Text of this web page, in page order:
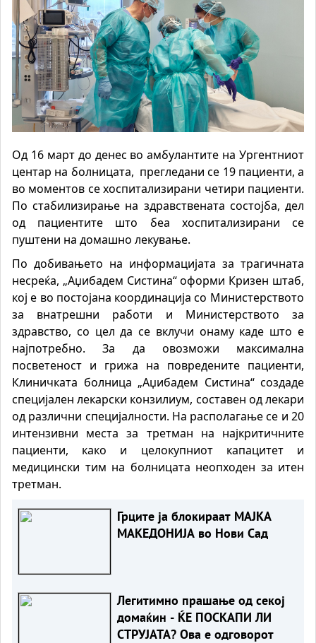
Од 16 март до денес во амбулантите на Ургентниот
центар на болницата, прегледани се 19 пациенти, а
во моментов се хоспитализирани четири пациенти.
По стабилизирање на здравствената состојба, дел
од пациентите што беа хоспитализирани се
пуштени на домашно лекување.
По добивањето на информацијата за трагичната
несреќа, „Аџибадем Систина“ оформи Кризен штаб,
које во постојана координација со Министерството
за внатрешни работи и Министерството за
здравство, со цел да се вклучи онаму каде што е
најпотребно.
За да овозможи максимална
посветеност и грижа на повредените пациенти,
Клиничката болница „Аџибадем Систина“ создаде
специјален лекарски конзилиум, составен од лекари
од различни специјалности. На располагање се и20
интензивни места за третман на најкритичните
пациенти, како и целокупниот капацитет и
медицински тим на болницата неопходен за итен
третман.
Грците ја блокираат МАЈКА
МАКЕДОНИЈА во Нови Сад
Легитимно прашање од секој
домаќин - ЌЕ ПОСКАПИ ЛИ
СТРУЈАТА? Ова е одговорот